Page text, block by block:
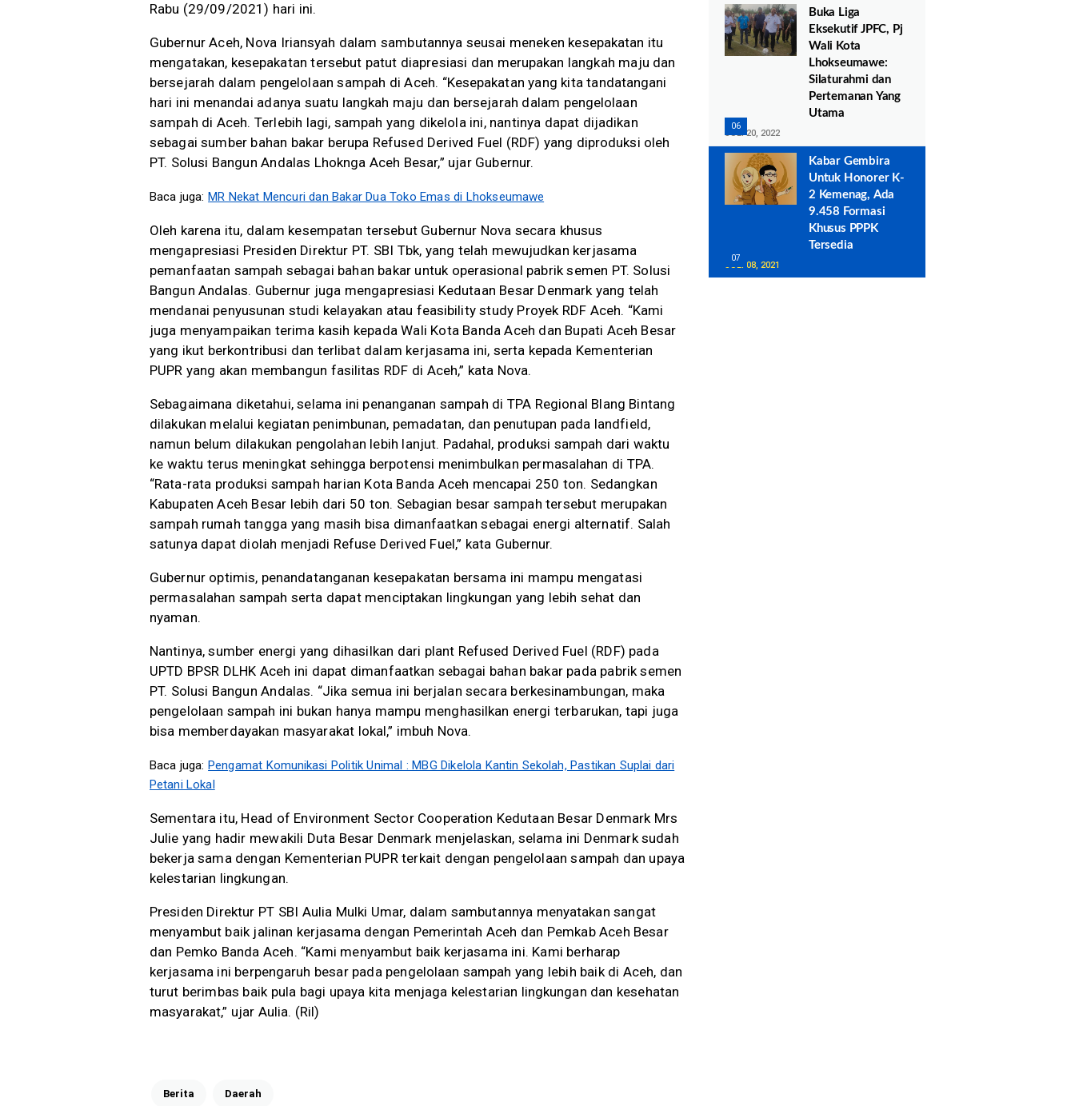
Rabu (29/09/2021) hari ini.
Gubernur Aceh, Nova Iriansyah dalam sambutannya seusai meneken kesepakatan itu
mengatakan, kesepakatan tersebut patut diapresiasi dan merupakan langkah maju dan
bersejarah dalam pengelolaan sampah di Aceh. “Kesepakatan yang kita tandatangani
hari ini menandai adanya suatu langkah maju dan bersejarah dalam pengelolaan
sampah di Aceh. Terlebih lagi, sampah yang dikelola ini, nantinya dapat dijadikan
sebagai sumber bahan bakar berupa Refused Derived Fuel (RDF) yang diproduksi oleh
PT. Solusi Bangun Andalas Lhoknga Aceh Besar,” ujar Gubernur.
Baca juga: MR Nekat Mencuri dan Bakar Dua Toko Emas di Lhokseumawe
Oleh karena itu, dalam kesempatan tersebut Gubernur Nova secara khusus
mengapresiasi Presiden Direktur PT. SBI Tbk, yang telah mewujudkan kerjasama
pemanfaatan sampah sebagai bahan bakar untuk operasional pabrik semen PT. Solusi
Bangun Andalas. Gubernur juga mengapresiasi Kedutaan Besar Denmark yang telah
mendanai penyusunan studi kelayakan atau feasibility study Proyek RDF Aceh. “Kami
juga menyampaikan terima kasih kepada Wali Kota Banda Aceh dan Bupati Aceh Besar
yang ikut berkontribusi dan terlibat dalam kerjasama ini, serta kepada Kementerian
PUPR yang akan membangun fasilitas RDF di Aceh,” kata Nova.
Sebagaimana diketahui, selama ini penanganan sampah di TPA Regional Blang Bintang
dilakukan melalui kegiatan penimbunan, pemadatan, dan penutupan pada landfield,
namun belum dilakukan pengolahan lebih lanjut. Padahal, produksi sampah dari waktu
ke waktu terus meningkat sehingga berpotensi menimbulkan permasalahan di TPA.
“Rata-rata produksi sampah harian Kota Banda Aceh mencapai 250 ton. Sedangkan
Kabupaten Aceh Besar lebih dari 50 ton. Sebagian besar sampah tersebut merupakan
sampah rumah tangga yang masih bisa dimanfaatkan sebagai energi alternatif. Salah
satunya dapat diolah menjadi Refuse Derived Fuel,” kata Gubernur.
Gubernur optimis, penandatanganan kesepakatan bersama ini mampu mengatasi
permasalahan sampah serta dapat menciptakan lingkungan yang lebih sehat dan
nyaman.
Nantinya, sumber energi yang dihasilkan dari plant Refused Derived Fuel (RDF) pada
UPTD BPSR DLHK Aceh ini dapat dimanfaatkan sebagai bahan bakar pada pabrik semen
PT. Solusi Bangun Andalas. “Jika semua ini berjalan secara berkesinambungan, maka
pengelolaan sampah ini bukan hanya mampu menghasilkan energi terbarukan, tapi juga
bisa memberdayakan masyarakat lokal,” imbuh Nova.
Baca juga: Pengamat Komunikasi Politik Unimal : MBG Dikelola Kantin Sekolah, Pastikan Suplai dari
Petani Lokal
Sementara itu, Head of Environment Sector Cooperation Kedutaan Besar Denmark Mrs
Julie yang hadir mewakili Duta Besar Denmark menjelaskan, selama ini Denmark sudah
bekerja sama dengan Kementerian PUPR terkait dengan pengelolaan sampah dan upaya
kelestarian lingkungan.
Presiden Direktur PT SBI Aulia Mulki Umar, dalam sambutannya menyatakan sangat
menyambut baik jalinan kerjasama dengan Pemerintah Aceh dan Pemkab Aceh Besar
dan Pemko Banda Aceh. “Kami menyambut baik kerjasama ini. Kami berharap
kerjasama ini berpengaruh besar pada pengelolaan sampah yang lebih baik di Aceh, dan
turut berimbas baik pula bagi upaya kita menjaga kelestarian lingkungan dan kesehatan
masyarakat,” ujar Aulia. (Ril)
Berita Daerah
Buka Liga
Eksekutif JPFC, Pj
Wali Kota
Lhokseumawe:
Silaturahmi dan
Pertemanan Yang
Utama
JULI 20, 2022
Kabar Gembira
Untuk Honorer K-
2 Kemenag, Ada
9.458 Formasi
Khusus PPPK
Tersedia
JULI 08, 2021